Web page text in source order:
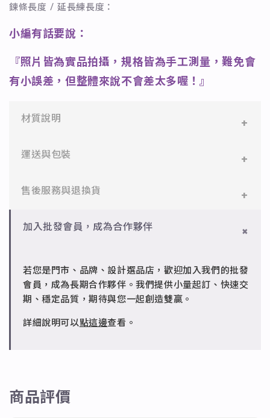
鍊條長度 / 延長練長度：
小編有話要說：
『照片皆為實品拍攝，規格皆為手工測量，難免會
有小誤差，但整體來說不會差太多喔！』
材質說明
✻ 316L不鏽鋼
✻ 925純銀
設計。
運送與包裝
一般會員：一件即享免運與精美包裝，超商取貨或宅配
批發會員：達門檻享免運優惠，出貨時間約為2個工作
售後服務與退換貨
✻ 一般會員
✻ 批發會員
請聯繫 LINE 客服 @jfq1926j 協助處理。
加入批發會員，成為合作夥伴
若您是門市、品牌、設計選品店，歡迎加入我們的批發
會員，成為長期合作夥伴。我們提供小量起訂、快速交
期、穩定品質，期待與您一起創造雙贏。
詳細說明可以點這邊查看。
商品評價